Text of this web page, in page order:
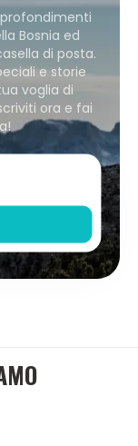
Bosnia ed
di posta.
e storie
voglia di
ora e fai